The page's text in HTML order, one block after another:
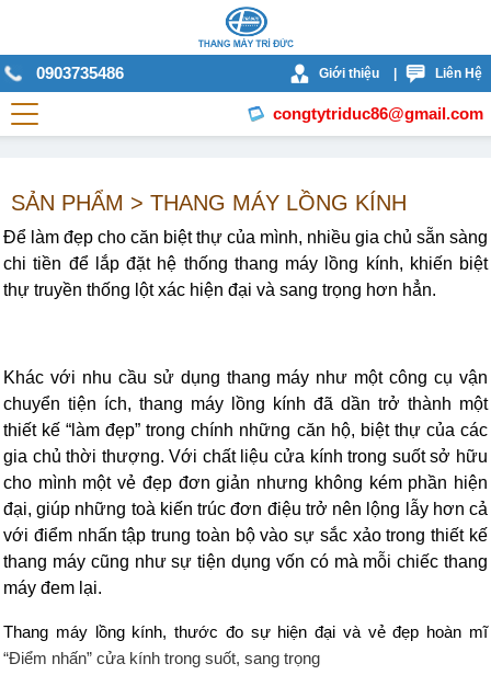
0903735486 Giới thiệu Liên Hệ
congtytriduc86@gmail.com
SẢN PHẨM > THANG MÁY LỒNG KÍNH
Để làm đẹp cho căn biệt thự của mình, nhiều gia chủ sẵn sàng
chi tiền để lắp đặt hệ thống thang máy lồng kính, khiến biệt
thự truyền thống lột xác hiện đại và sang trọng hơn hẳn.
Khác với nhu cầu sử dụng thang máy như một công cụ vận
chuyển tiện ích, thang máy lồng kính đã dần trở thành một
thiết kế “làm đẹp” trong chính những căn hộ, biệt thự của các
gia chủ thời thượng. Với chất liệu cửa kính trong suốt sở hữu
cho mình một vẻ đẹp đơn giản nhưng không kém phần hiện
đại, giúp những toà kiến trúc đơn điệu trở nên lộng lẫy hơn cả
với điểm nhấn tập trung toàn bộ vào sự sắc xảo trong thiết kế
thang máy cũng như sự tiện dụng vốn có mà mỗi chiếc thang
máy đem lại.
Thang máy lồng kính, thước đo sự hiện đại và vẻ đẹp hoàn mĩ
“Điểm nhấn” cửa kính trong suốt, sang trọng